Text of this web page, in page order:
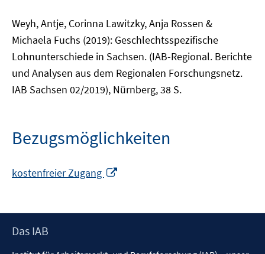
Weyh, Antje, Corinna Lawitzky, Anja Rossen &
Michaela Fuchs (2019): Geschlechtsspezifische
Lohnunterschiede in Sachsen. (IAB-Regional. Berichte
und Analysen aus dem Regionalen Forschungsnetz.
IAB Sachsen 02/2019), Nürnberg, 38 S.
Bezugsmöglichkeiten
kostenfreier Zugang
öffnen
Footer
Das IAB